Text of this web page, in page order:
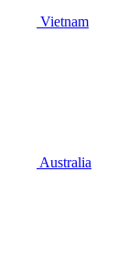
Vietnam
Australia